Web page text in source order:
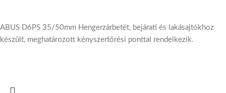
ABUS D6PS 35/50mm Hengerzárbetét, bejárati és lakásajtókhoz
készült, meghatározott kényszertörési ponttal rendelkezik.